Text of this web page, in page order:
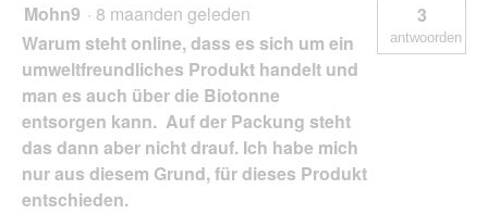
Mohn9 · 8 maanden geleden
Warum steht online, dass es sich um ein
umweltfreundliches Produkt handelt und
man es auch über die Biotonne
entsorgen kann. Auf der Packung steht
das dann aber nicht drauf. Ich habe mich
nur aus diesem Grund, für dieses Produkt
entschieden.
3
antwoorden